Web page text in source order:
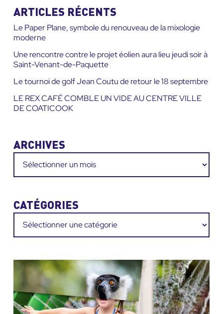
site
:
ARTICLES RÉCENTS
Le Paper Plane, symbole du renouveau de la mixologie
moderne
Une rencontre contre le projet éolien aura lieu jeudi soir à
Saint-Venant-de-Paquette
Le tournoi de golf Jean Coutu de retour le 18 septembre
LE REX CAFÉ COMBLE UN VIDE AU CENTRE VILLE
DE COATICOOK
ARCHIVES
Archives
CATÉGORIES
Catégories